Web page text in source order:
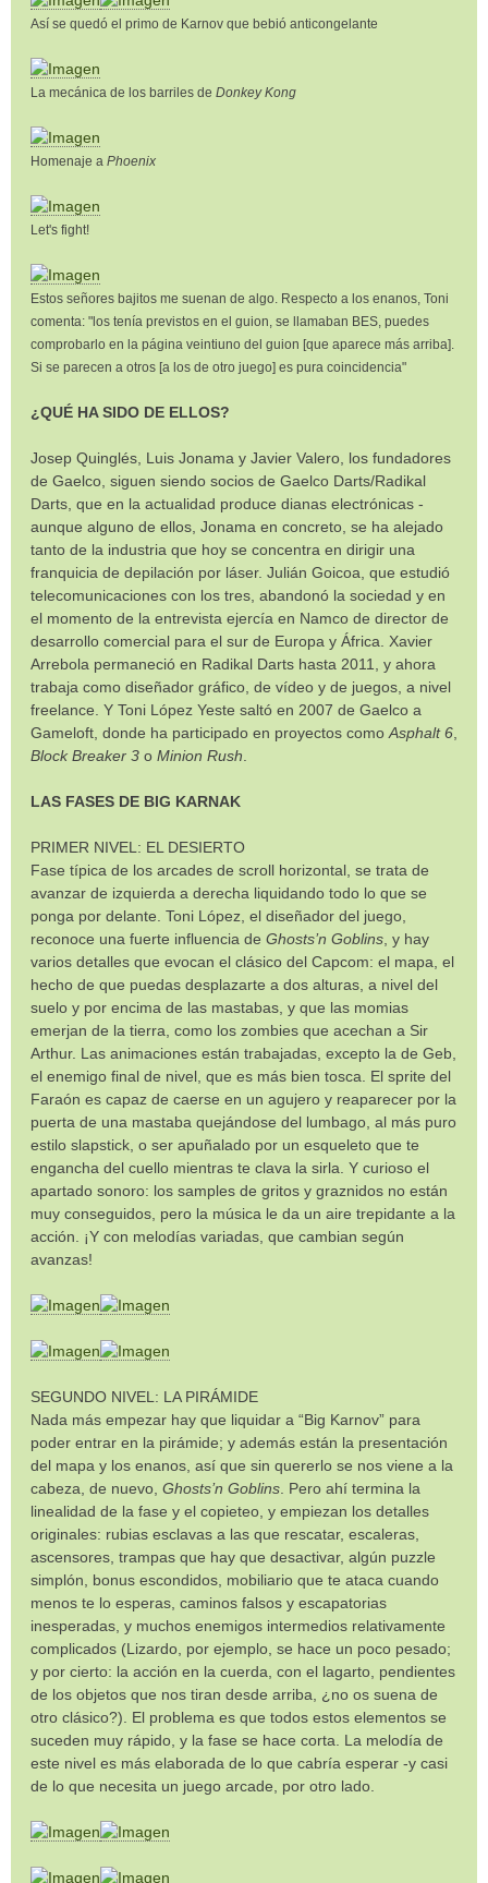
Así se quedó el primo de Karnov que bebió anticongelante
La mecánica de los barriles de Donkey Kong
Homenaje a Phoenix
Let's fight!
Estos señores bajitos me suenan de algo. Respecto a los enanos, Toni
comenta: "los tenía previstos en el guion, se llamaban BES, puedes
comprobarlo en la página veintiuno del guion [que aparece más arriba].
Si se parecen a otros [a los de otro juego] es pura coincidencia"
¿QUÉ HA SIDO DE ELLOS?
Josep Quinglés, Luis Jonama y Javier Valero, los fundadores
de Gaelco, siguen siendo socios de Gaelco Darts/Radikal
Darts, que en la actualidad produce dianas electrónicas -
aunque alguno de ellos, Jonama en concreto, se ha alejado
tanto de la industria que hoy se concentra en dirigir una
franquicia de depilación por láser. Julián Goicoa, que estudió
telecomunicaciones con los tres, abandonó la sociedad y en
el momento de la entrevista ejercía en Namco de director de
desarrollo comercial para el sur de Europa y África. Xavier
Arrebola permaneció en Radikal Darts hasta 2011, y ahora
trabaja como diseñador gráfico, de vídeo y de juegos, a nivel
freelance. Y Toni López Yeste saltó en 2007 de Gaelco a
Gameloft, donde ha participado en proyectos como Asphalt 6
Block Breaker 3 o Minion Rush
LAS FASES DE BIG KARNAK
PRIMER NIVEL: EL DESIERTO
Fase típica de los arcades de scroll horizontal, se trata de
avanzar de izquierda a derecha liquidando todo lo que se
ponga por delante. Toni López, el diseñador del juego,
reconoce una fuerte influencia de Ghosts’n Goblins , y hay
varios detalles que evocan el clásico del Capcom: el mapa, el
hecho de que puedas desplazarte a dos alturas, a nivel del
suelo y por encima de las mastabas, y que las momias
emerjan de la tierra, como los zombies que acechan a Sir
Arthur. Las animaciones están trabajadas, excepto la de Geb,
el enemigo final de nivel, que es más bien tosca. El sprite del
Faraón es capaz de caerse en un agujero y reaparecer por la
puerta de una mastaba quejándose del lumbago, al más puro
estilo slapstick, o ser apuñalado por un esqueleto que te
engancha del cuello mientras te clava la sirla. Y curioso el
apartado sonoro: los samples de gritos y graznidos no están
muy conseguidos, pero la música le da un aire trepidante a la
acción. ¡Y con melodías variadas, que cambian según
avanzas!
SEGUNDO NIVEL: LA PIRÁMIDE
Nada más empezar hay que liquidar a “Big Karnov” para
poder entrar en la pirámide; y además están la presentación
del mapa y los enanos, así que sin quererlo se nos viene a la
cabeza, de nuevo, Ghosts’n Goblins . Pero ahí termina la
linealidad de la fase y el copieteo, y empiezan los detalles
originales: rubias esclavas a las que rescatar, escaleras,
ascensores, trampas que hay que desactivar, algún puzzle
simplón, bonus escondidos, mobiliario que te ataca cuando
menos te lo esperas, caminos falsos y escapatorias
inesperadas, y muchos enemigos intermedios relativamente
complicados (Lizardo, por ejemplo, se hace un poco pesado;
y por cierto: la acción en la cuerda, con el lagarto, pendientes
de los objetos que nos tiran desde arriba, ¿no os suena de
otro clásico?). El problema es que todos estos elementos se
suceden muy rápido, y la fase se hace corta. La melodía de
este nivel es más elaborada de lo que cabría esperar -y casi
de lo que necesita un juego arcade, por otro lado.